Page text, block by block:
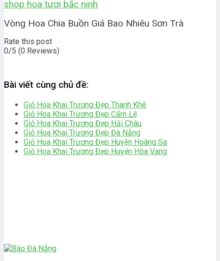
shop hoa tươi băc ninh
Vòng Hoa Chia Buồn Giá Bao Nhiêu Sơn Trà
Rate this post
0/5 (0 Reviews)
Bài viết cùng chủ đề:
Giỏ Hoa Khai Trương Đẹp Thanh Khê
Giỏ Hoa Khai Trương Đẹp Cẩm Lệ
Giỏ Hoa Khai Trương Đẹp Hải Châu
Giỏ Hoa Khai Trương Đẹp Đà Nẵng
Giỏ Hoa Khai Trương Đẹp Huyện Hoàng Sa
Giỏ Hoa Khai Trương Đẹp Huyện Hòa Vang